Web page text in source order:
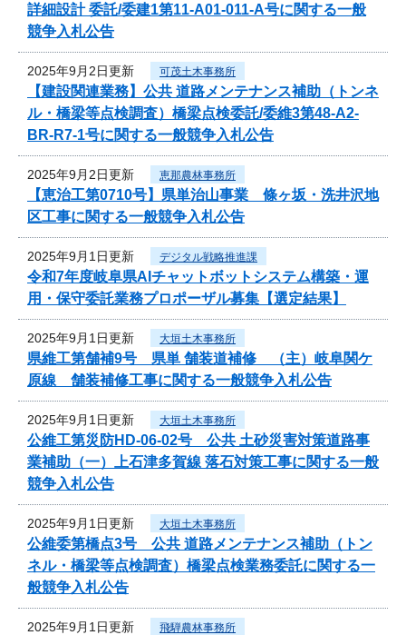
詳細設計 委託/委建1第11-A01-011-A号に関する一般
競争入札公告
2025年9月2日更新 可茂土木事務所
【建設関連業務】公共 道路メンテナンス補助（トンネ
ル・橋梁等点検調査）橋梁点検委託/委維3第48-A2-
BR-R7-1号に関する一般競争入札公告
2025年9月2日更新 恵那農林事務所
【恵治工第0710号】県単治山事業 條ヶ坂・洗井沢地
区工事に関する一般競争入札公告
2025年9月1日更新 デジタル戦略推進課
令和7年度岐阜県AIチャットボットシステム構築・運
用・保守委託業務プロポーザル募集【選定結果】
2025年9月1日更新 大垣土木事務所
県維工第舗補9号 県単 舗装道補修 （主）岐阜関ケ
原線 舗装補修工事に関する一般競争入札公告
2025年9月1日更新 大垣土木事務所
公維工第災防HD-06-02号 公共 土砂災害対策道路事
業補助（一）上石津多賀線 落石対策工事に関する一般
競争入札公告
2025年9月1日更新 大垣土木事務所
公維委第橋点3号 公共 道路メンテナンス補助（トン
ネル・橋梁等点検調査）橋梁点検業務委託に関する一
般競争入札公告
2025年9月1日更新 飛騨農林事務所